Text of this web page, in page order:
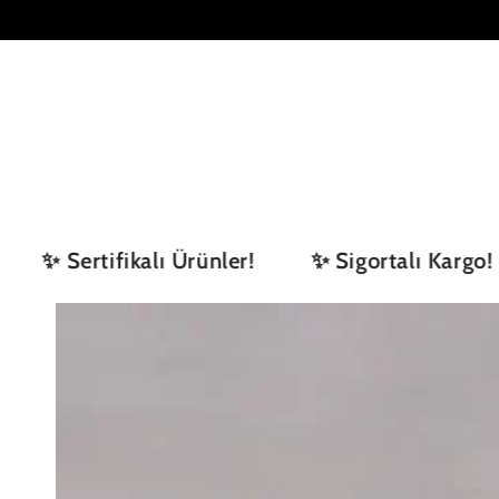
✨ Sertifikalı Ürünler! ✨ Sigortalı Kargo!